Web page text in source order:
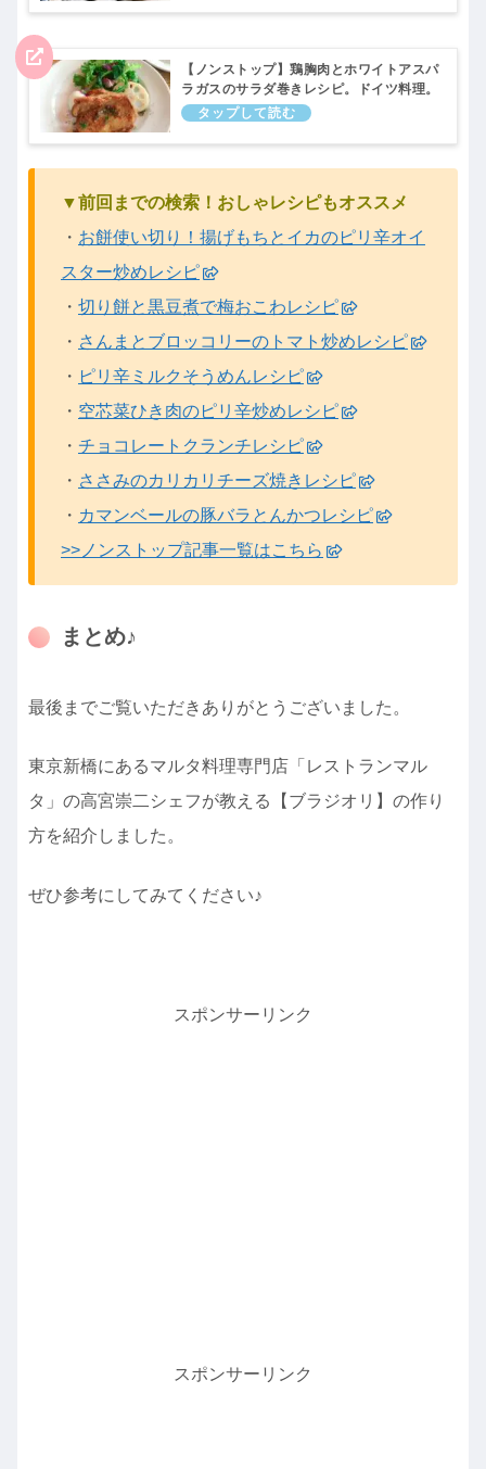
【ノンストップ】鶏胸肉とホワイトアスパ
ラガスのサラダ巻きレシピ。ドイツ料理。
おうちで世界ごはん｜4月6日
▼前回までの検索！おしゃレシピもオススメ
・ お餅使い切り！揚げもちとイカのピリ辛オイ
スター炒めレシピ
・ 切り餅と黒豆煮で梅おこわレシピ
・ さんまとブロッコリーのトマト炒めレシピ
・ ピリ辛ミルクそうめんレシピ
・ 空芯菜ひき肉のピリ辛炒めレシピ
・ チョコレートクランチレシピ
・ ささみのカリカリチーズ焼きレシピ
・ カマンベールの豚バラとんかつレシピ
>>ノンストップ記事一覧はこちら
まとめ♪
最後までご覧いただきありがとうございました。
東京新橋にあるマルタ料理専門店「レストランマル
タ」の高宮崇二シェフが教える【ブラジオリ】の作り
方を紹介しました。
ぜひ参考にしてみてください♪
スポンサーリンク
スポンサーリンク